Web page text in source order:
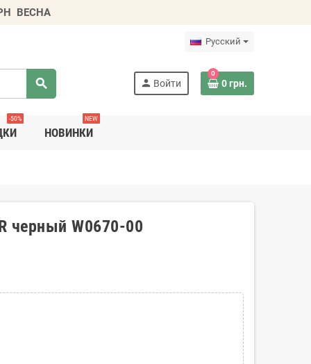
ВЕСНА
Русский
search person Войти
0
0 грн.
-50%
НОВИНКИ
NEW
черный W0670-00